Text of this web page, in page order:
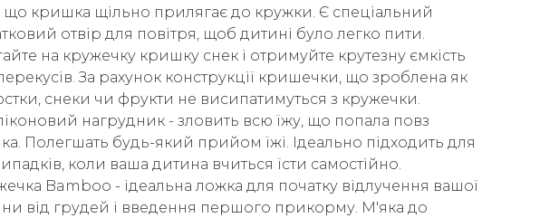
що кришка щільно прилягає до кружки. Є спеціальний
отвір для повітря, щоб дитині було легко пити.
на кружечку кришку снек і отримуйте крутезну ємкість
За рахунок конструкції кришечки, що зроблена як
снеки чи фрукти не висипатимуться з кружечки.
нагрудник - зловить всю їжу, що попала повз
Полегшать будь-який прийом їжі. Ідеально підходить для
коли ваша дитина вчиться їсти самостійно.
Bamboo - ідеальна ложка для початку відлучення вашої
від грудей і введення першого прикорму. М'яка до